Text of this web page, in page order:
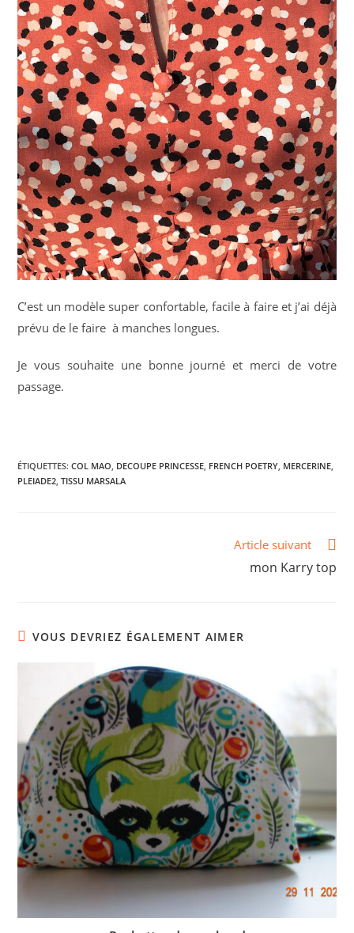
C’est un modèle super confortable, facile à faire et j’ai déjà
prévu de le faire à manches longues.
Je vous souhaite une bonne journé et merci de votre
passage.
ÉTIQUETTES:COL MAO, DECOUPE PRINCESSE, FRENCH POETRY, MERCERINE,
PLEIADE2, TISSU MARSALA
Article suivant
mon Karry top
VOUS DEVRIEZ ÉGALEMENT AIMER